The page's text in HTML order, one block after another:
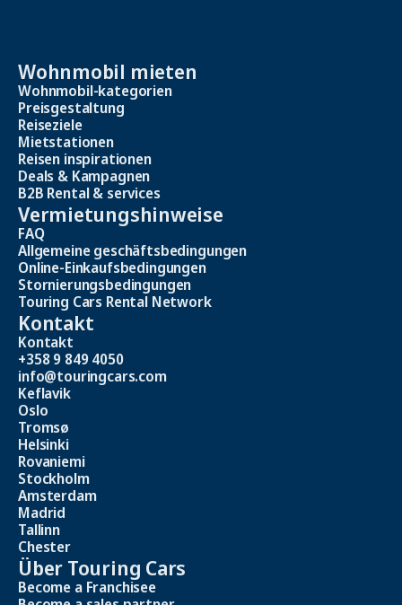
Wohnmobil mieten
Wohnmobil-kategorien
Preisgestaltung
Reiseziele
Mietstationen
Reisen inspirationen
Deals & Kampagnen
B2B Rental & services
Vermietungshinweise
FAQ
Allgemeine geschäftsbedingungen
Online-Einkaufsbedingungen
Stornierungsbedingungen
Touring Cars Rental Network
Kontakt
Kontakt
+358 9 849 4050
info@touringcars.com
Keflavik
Oslo
Tromsø
Helsinki
Rovaniemi
Stockholm
Amsterdam
Madrid
Tallinn
Chester
Über Touring Cars
Become a Franchisee